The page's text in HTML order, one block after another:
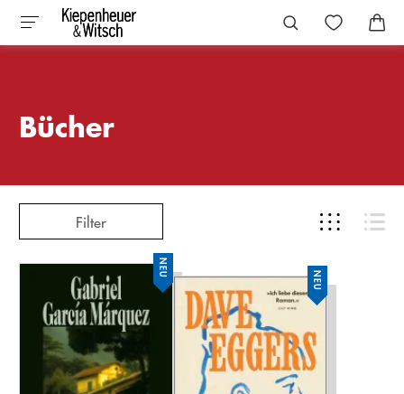
Bücher
Filter
NEU
NEU